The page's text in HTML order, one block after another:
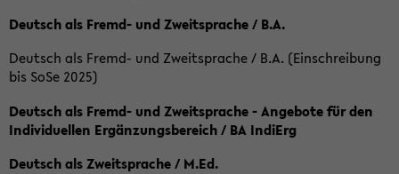
Deutsch als Fremd- und Zweitsprache / B.A.
Deutsch als Fremd- und Zweitsprache / B.A. (Einschreibung
bis SoSe 2025)
Deutsch als Fremd- und Zweitsprache - Angebote für den
Individuellen Ergänzungsbereich / BA IndiErg
Deutsch als Zweitsprache / M.Ed.